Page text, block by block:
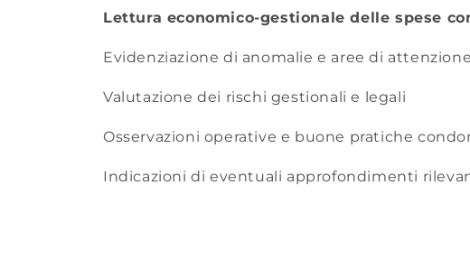
Lettura economico-gestionale delle spese
Evidenziazione di anomalie e aree di attenzione
Valutazione dei rischi gestionali e legali
Osservazioni operative e buone pratiche
Indicazioni di eventuali approfondimenti